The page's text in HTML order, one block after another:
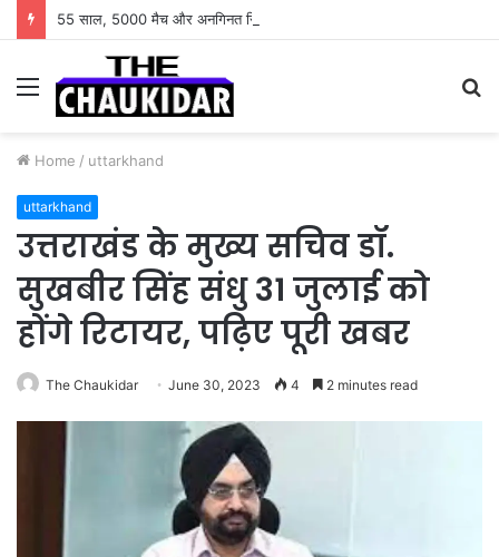
Menu
Home / uttarkhand
uttarkhand
उत्तराखंड के मुख्य सचिव डॉ.
सुखबीर सिंह संधु 31 जुलाई को
होंगे रिटायर, पढ़िए पूरी खबर
The Chaukidar June 30, 2023 4 2 minutes read